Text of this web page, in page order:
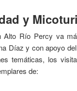
y
Alto Río Percy va
Díaz y con apoyo
temáticas, los
de: